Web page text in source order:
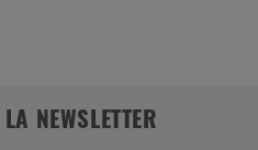
NEWSLETTER